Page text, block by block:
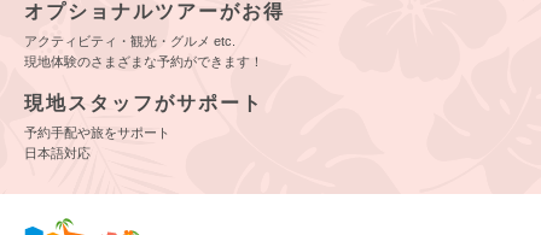
オプショナルツアーがお得
アクティビティ・観光・グルメ etc.
現地体験のさまざまな予約ができます！
現地スタッフがサポート
予約手配や旅をサポート
日本語対応